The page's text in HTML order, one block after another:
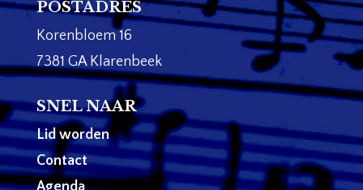
POSTADRES
Korenbloem 16
7381 GA Klarenbeek
SNEL NAAR
Lid worden
Contact